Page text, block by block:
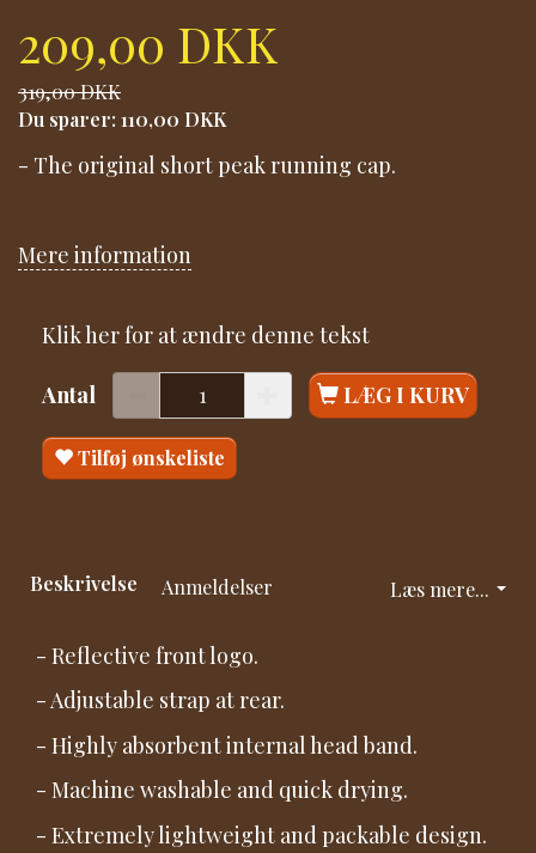
209,00 DKK
319,00 DKK
Du sparer: 110,00 DKK
- The original short peak running cap.
Mere information
Klik her for at ændre denne tekst
Antal LÆG I KURV
Tilføj ønskeliste
Læs mere...
Beskrivelse Anmeldelser
- Reflective front logo.
- Adjustable strap at rear.
- Highly absorbent internal head band.
- Machine washable and quick drying.
- Extremely lightweight and packable design.